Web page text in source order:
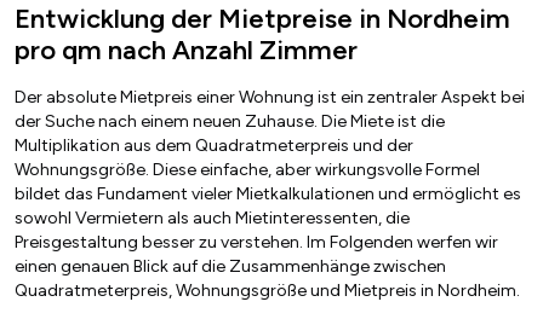
Entwicklung der Mietpreise in Nordheim
pro qm nach Anzahl Zimmer
Der absolute Mietpreis einer Wohnung ist ein zentraler Aspekt bei
der Suche nach einem neuen Zuhause. Die Miete ist die
Multiplikation aus dem Quadratmeterpreis und der
Wohnungsgröße. Diese einfache, aber wirkungsvolle Formel
bildet das Fundament vieler Mietkalkulationen und ermöglicht es
sowohl Vermietern als auch Mietinteressenten, die
Preisgestaltung besser zu verstehen. Im Folgenden werfen wir
einen genauen Blick auf die Zusammenhänge zwischen
Quadratmeterpreis, Wohnungsgröße und Mietpreis in Nordheim.